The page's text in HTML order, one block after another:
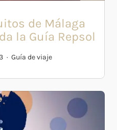
de Málaga
la Guía Repsol
Guía de viaje